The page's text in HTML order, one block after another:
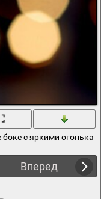
боке с яркими
Вперед